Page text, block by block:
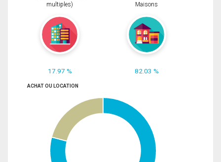
multiples)
17.97 %
Maisons
82.03 %
ACHAT OU LOCATION